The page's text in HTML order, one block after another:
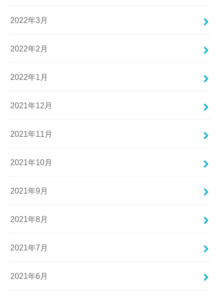
2022年3月
2022年2月
2022年1月
2021年12月
2021年11月
2021年10月
2021年9月
2021年8月
2021年7月
2021年6月